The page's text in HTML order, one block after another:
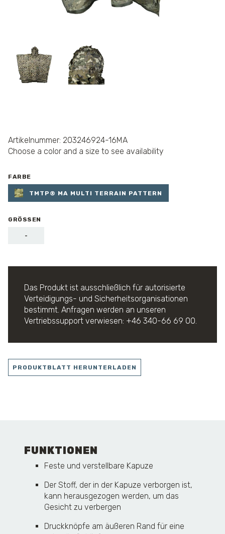
Artikelnummer: 203246924-16MA
Choose a color and a size to see availability
FARBE
TMTP® MA MULTI TERRAIN PATTERN
GRÖSSEN
-
Das Produkt ist ausschließlich für autorisierte
Verteidigungs- und Sicherheitsorganisationen
bestimmt. Anfragen werden an unseren
Vertriebssupport verwiesen: +46 340-66 69 00.
PRODUKTBLATT HERUNTERLADEN
FUNKTIONEN
Feste und verstellbare Kapuze
Der Stoff, der in der Kapuze verborgen ist,
kann herausgezogen werden, um das
Gesicht zu verbergen
Druckknöpfe am äußeren Rand für eine